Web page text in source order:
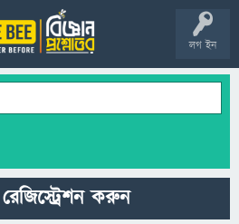
লগ ইন
করুন